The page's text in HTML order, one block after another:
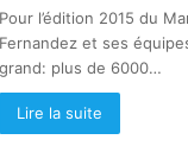
Pour l’édition 2015 du
Fernandez et ses
grand: plus de 6000…
Lire la suite